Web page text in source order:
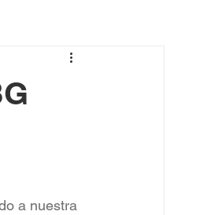
a nuestra